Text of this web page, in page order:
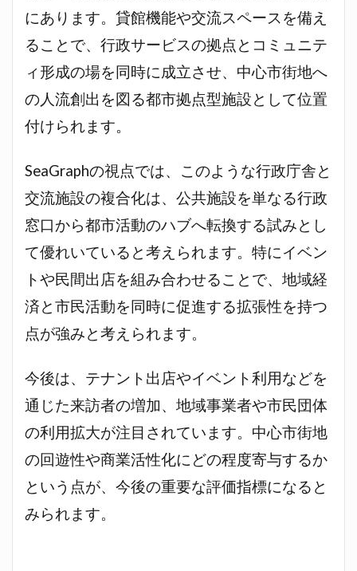
にあります。貸館機能や交流スペースを備え
ることで、行政サービスの拠点とコミュニテ
ィ形成の場を同時に成立させ、中心市街地へ
の人流創出を図る都市拠点型施設として位置
付けられます。
SeaGraphの視点では、このような行政庁舎と
交流施設の複合化は、公共施設を単なる行政
窓口から都市活動のハブへ転換する試みとし
て優れいていると考えられます。特にイベン
トや民間出店を組み合わせることで、地域経
済と市民活動を同時に促進する拡張性を持つ
点が強みと考えられます。
今後は、テナント出店やイベント利用などを
通じた来訪者の増加、地域事業者や市民団体
の利用拡大が注目されています。中心市街地
の回遊性や商業活性化にどの程度寄与するか
という点が、今後の重要な評価指標になると
みられます。